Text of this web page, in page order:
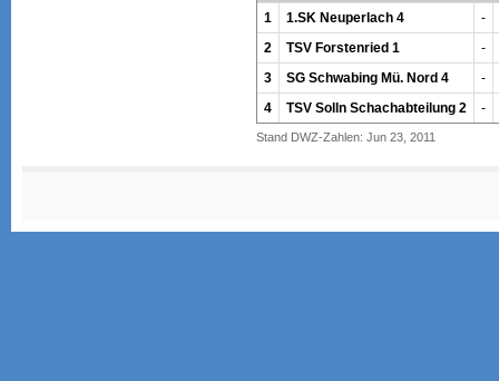
1
1.SK Neuperlach 4
-
2
TSV Forstenried 1
-
3
SG Schwabing Mü. Nord 4
-
4
TSV Solln Schachabteilung 2 -
Stand DWZ-Zahlen: Jun 23, 2011